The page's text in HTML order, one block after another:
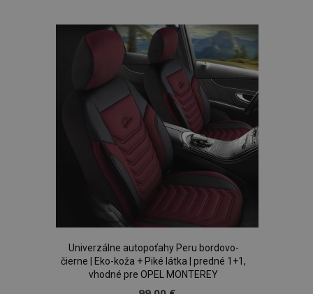
zoznamu
prianí
Univerzálne autopoťahy Peru bordovo-
čierne | Eko-koža + Piké látka | predné 1+1,
vhodné pre OPEL MONTEREY